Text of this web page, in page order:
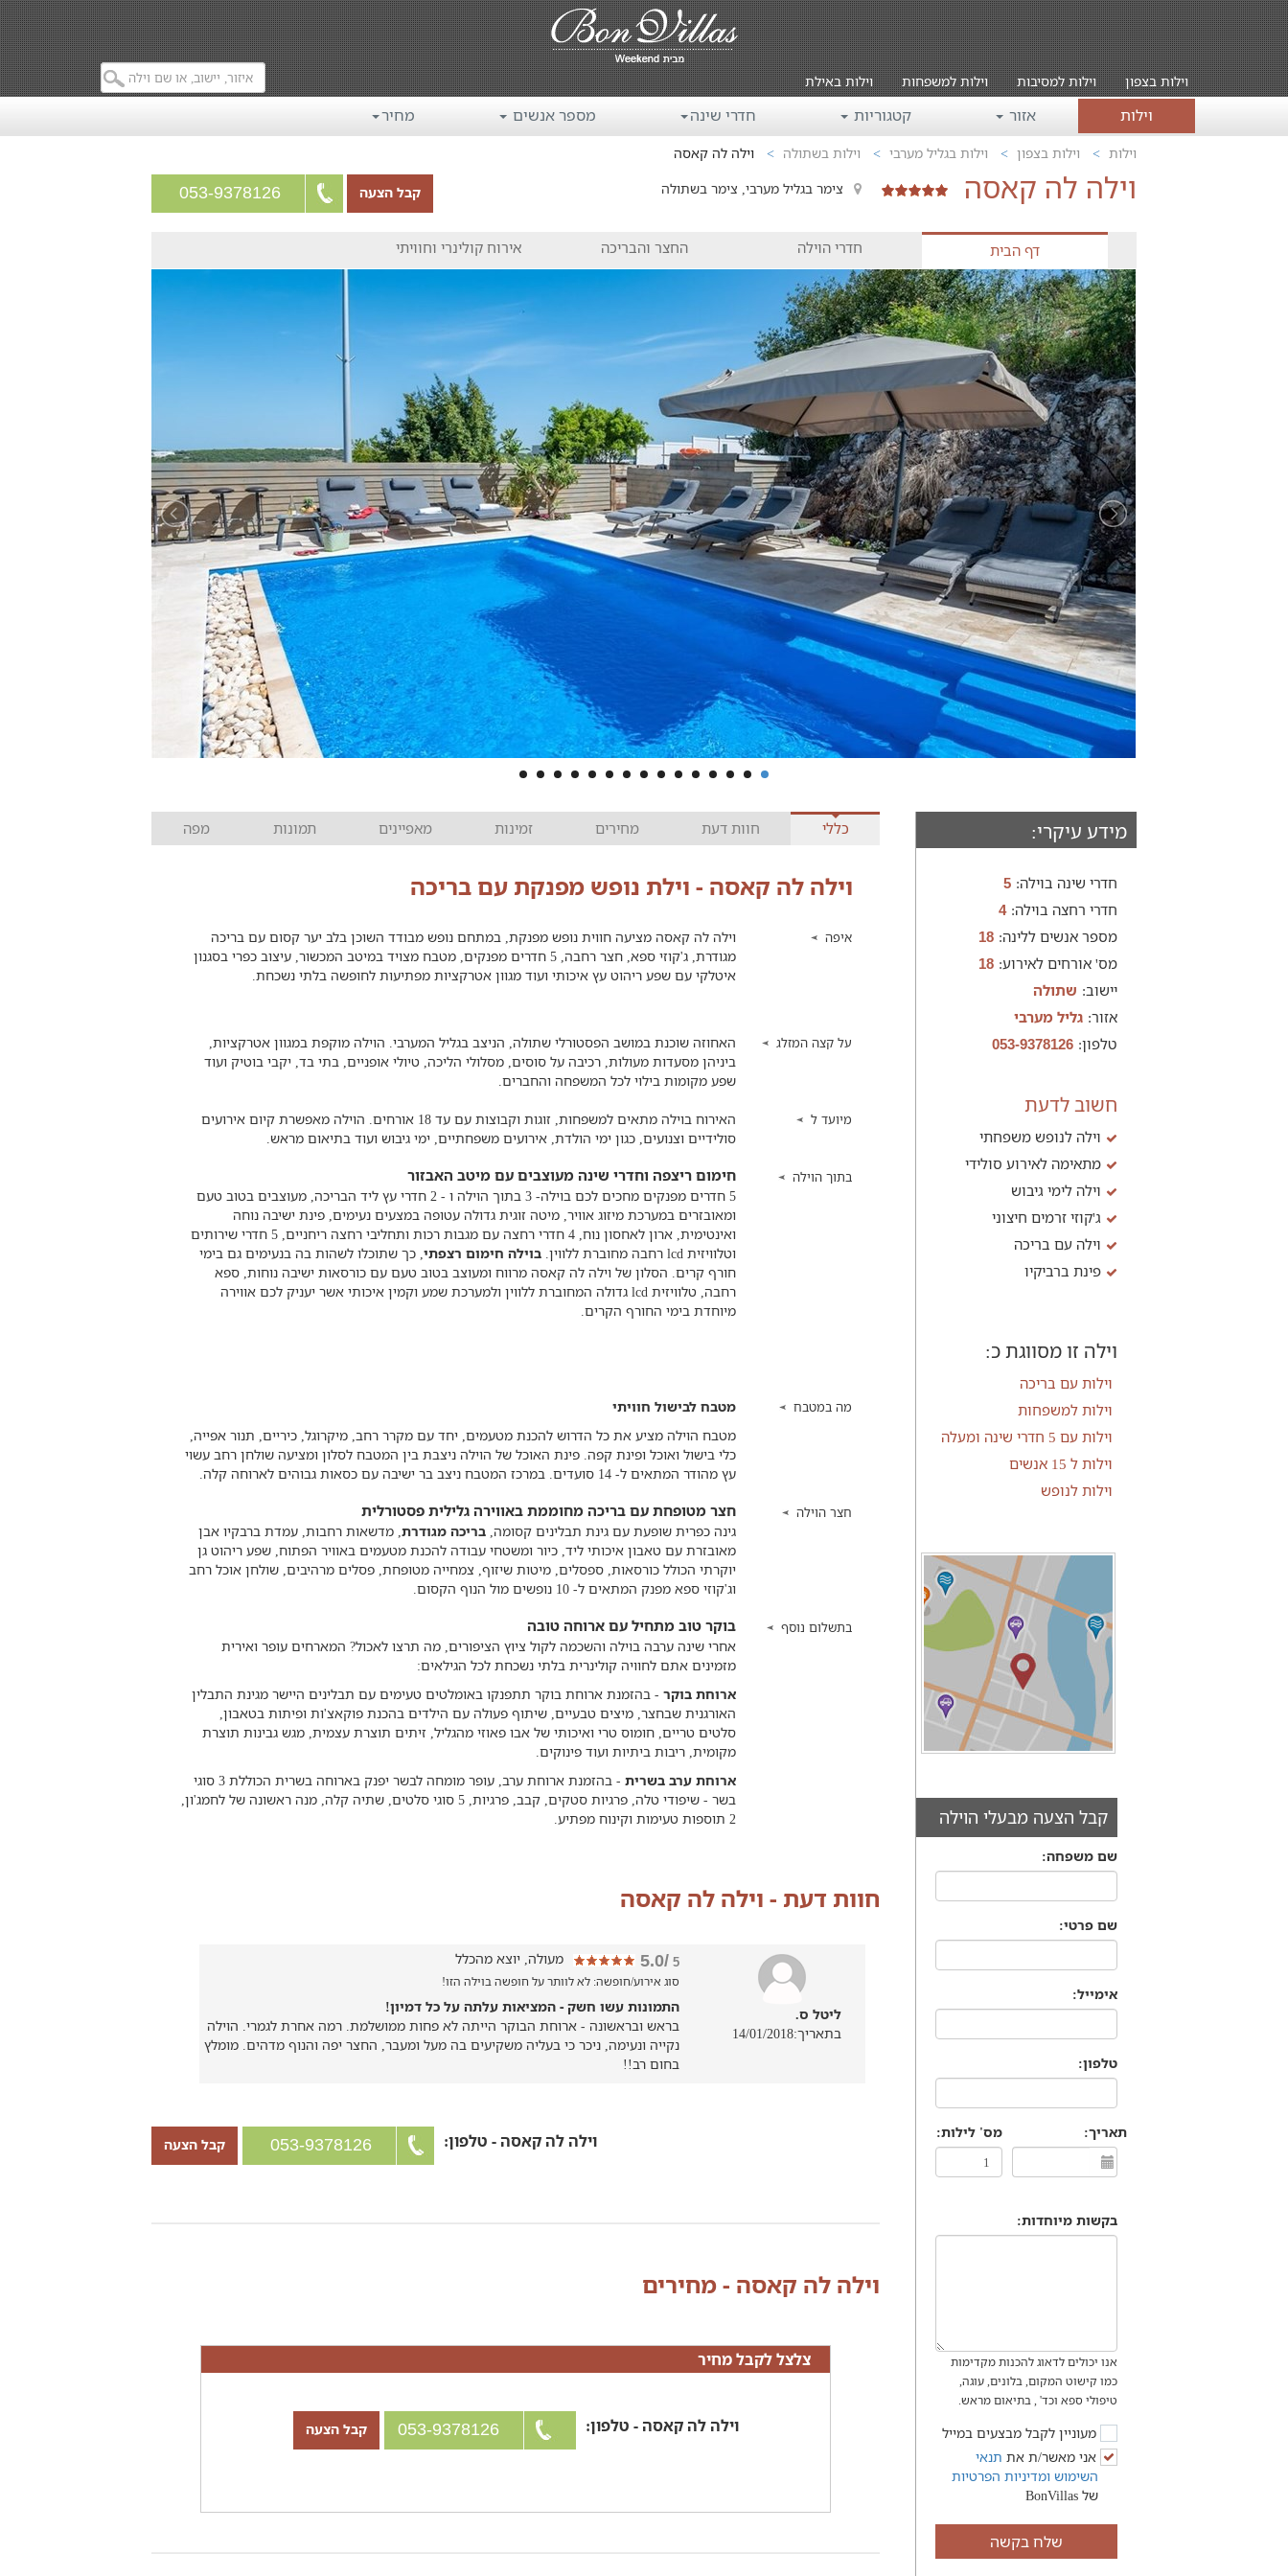
וילות בצפון וילות למסיבות וילות למשפחות וילות באילת
וילות אזור קטגוריות חדרי שינה מספר אנשים מחיר
וילות וילות בצפון וילות בגליל מערבי וילות בשתולה וילה לה קאסה
וילה לה קאסה צימר בגליל מערבי, צימר בשתולה קבל הצעה
דף הבית חדרי הוילה החצר והבריכה אירוח קולינרי וחוויתי
מידע עיקרי:
חדרי שינה בוילה: 5
חדרי רחצה בוילה: 4
מספר אנשים ללינה: 18
מס' אורחים לאירוע: 18
יישוב: שתולה
אזור: גליל מערבי
טלפון: 053-9378126
חשוב לדעת
וילה לנופש משפחתי
מתאימה לאירוע סולידי
וילה לימי גיבוש
ג'קוזי זרמים חיצוני
וילה עם בריכה
פינת ברביקיו
וילה זו מסווגת כ:
וילות עם בריכה
וילות למשפחות
וילות עם 5 חדרי שינה ומעלה
וילות ל 15 אנשים
וילות לנופש
קבל הצעה מבעלי הוילה
שם משפחה:
שם פרטי:
אימייל:
טלפון:
תאריך: מס' לילות:
בקשות מיוחדות:
אנו יכולים לדאוג להכנות מקדימות
כמו קישוט המקום, בלונים, עוגה,
טיפולי ספא וכד' , בתיאום מראש.
מעוניין לקבל מבצעים במייל
אני מאשר/ת את תנאי
השימוש ומדיניות הפרטיות
של BonVillas
שלח בקשה
כללי חוות דעת מחירים זמינות מאפיינים תמונות מפה
וילה לה קאסה - וילת נופש מפנקת עם בריכה
איפה
וילה לה קאסה מציעה חווית נופש מפנקת, במתחם נופש מבודד השוכן בלב יער קסום עם בריכה
מגודרת, ג'קוזי ספא, חצר רחבה, 5 חדרים מפנקים, מטבח מצויד במיטב המכשור, עיצוב כפרי בסגנון
איטלקי עם שפע ריהוט עץ איכותי ועוד מגוון אטרקציות מפתיעות לחופשה בלתי נשכחת.
על קצה המזלג
האחוזה שוכנת במושב הפסטורלי שתולה, הניצב בגליל המערבי. הוילה מוקפת במגוון אטרקציות,
ביניהן מסעדות מעולות, רכיבה על סוסים, מסלולי הליכה, טיולי אופניים, בתי בד, יקבי בוטיק ועוד
שפע מקומות בילוי לכל המשפחה והחברים.
מיועד ל
האירוח בוילה מתאים למשפחות, זוגות וקבוצות עם עד 18 אורחים. הוילה מאפשרת קיום אירועים
סולידיים וצנועים, כגון ימי הולדת, אירועים משפחתיים, ימי גיבוש ועוד בתיאום מראש.
בתוך הוילה חימום ריצפה וחדרי שינה מעוצבים עם מיטב האבזור
5 חדרים מפנקים מחכים לכם בוילה- 3 בתוך הוילה ו - 2 חדרי עץ ליד הבריכה, מעוצבים בטוב טעם
ומאובזרים במערכת מיזוג אוויר, מיטה זוגית גדולה עטופה במצעים נעימים, פינת ישיבה נוחה
ואינטימית, ארון לאחסון נוח, 4 חדרי רחצה עם מגבות רכות ותחליבי רחצה ריחניים, 5 חדרי שירותים
וטלוויזיתlcd רחבה מחוברת ללווין.בוילה חימום רצפתי, כך שתוכלו לשהות בה בנעימים גם בימי
חורף קרים. הסלון של וילה לה קאסה מרווח ומעוצב בטוב טעם עם כורסאות ישיבה נוחות, ספא
רחבה, טלוויזית lcd גדולה המחוברת ללווין ולמערכת שמע וקמין איכותי אשר יעניק לכם אווירה
מיוחדת בימי החורף הקרים.
מה במטבח
מטבח לבישול חוויתי
מטבח הוילה מציע את כל הדרוש להכנת מטעמים, יחד עם מקרר רחב, מיקרוגל, כיריים, תנור אפייה,
כלי בישול ואוכל ופינת קפה. פינת האוכל של הוילה ניצבת בין המטבח לסלון ומציעה שולחן רחב עשוי
עץ מהודר המתאים ל- 14 סועדים. במרכז המטבח ניצב בר ישיבה עם כסאות גבוהים לארוחה קלה
.
חצר הוילה חצר מטופחת עם בריכה מחוממת באווירה גלילית פסטורלית
גינה כפרית שופעת עם גינת תבלינים קסומה,בריכה מגודרת, מדשאות רחבות, עמדת ברבקיו אבן
מאובזרת עם טאבון איכותי ליד, כיור ומשטחי עבודה להכנת מטעמים באוויר הפתוח, שפע ריהוט גן
יוקרתי הכולל כורסאות, ספסלים, מיטות שיזוף, צמחייה מטופחת, פסלים מרהיבים, שולחן אוכל רחב
וג'קוזי ספא מפנק המתאים ל- 10 נופשים מול הנוף הקסום.
בתשלום נוסף בוקר טוב מתחיל עם ארוחה טובה
אחרי שינה ערבה בוילה והשכמה לקול ציוץ הציפורים, מה תרצו לאכול? המארחים עופר ואירית
מזמינים אתם לחוויה קולינרית בלתי נשכחת לכל הגילאים:
ארוחת בוקר - בהזמנת ארוחת בוקר תתפנקו באומלטים טעימים עם תבלינים היישר מגינת התבלין
האורגנית שבחצר, מיצים טבעיים, שיתוף פעולה עם הילדים בהכנת פוקאצ'ות ופיתות בטאבון,
סלטים טריים, חומוס טרי ואיכותי של אבו פאוזי מהגליל, זיתים תוצרת עצמית, מגש גבינות תוצרת
מקומית, ריבות ביתיות ועוד פינוקים.
ארוחת ערב בשרית
- בהזמנת ארוחת ערב, עופר מומחה לבשר יפנק בארוחה בשרית הכוללת 3 סוגי
בשר - שיפודי טלה, פרגיות סטקים, קבב, פרגיות, 5 סוגי סלטים, שתיה קלה, מנה ראשונה של לחמג'ון,
2 תוספות טעימות וקינוח מפתיע.
חוות דעת - וילה לה קאסה
ליטל ס.
בתאריך:14/01/2018
5
/5.0 מעולה, יוצא מהכלל
סוג אירוע/חופשה: לא לוותר על חופשה בוילה הזו!
התמונות עשו חשק - המציאות עלתה על כל דמיון!
בראש ובראשונה - ארוחת הבוקר הייתה לא פחות ממושלמת. רמה אחרת לגמרי. הוילה
נקייה ונעימה, ניכר כי בעליה משקיעים בה מעל ומעבר, החצר יפה והנוף מדהים. מומלץ
בחום רב!!
קבל הצעה וילה לה קאסה - טלפון:
וילה לה קאסה - מחירים
צלצל לקבל מחיר
קבל הצעה וילה לה קאסה - טלפון: